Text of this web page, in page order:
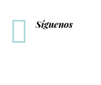
 Síguenos